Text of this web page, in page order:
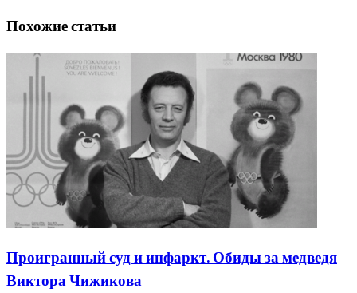
Похожие статьи
Проигранный суд и инфаркт. Обиды за медведя
Виктора Чижикова